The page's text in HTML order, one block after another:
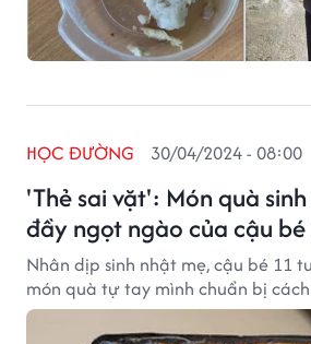
'Thẻ sai vặt': Món quà
đầy ngọt ngào của cậu
HỌC ĐƯỜNG 30/04/2024 - 08:00
Nhân dịp sinh nhật mẹ, cậu bé 11
món quà tự tay mình chuẩn bị